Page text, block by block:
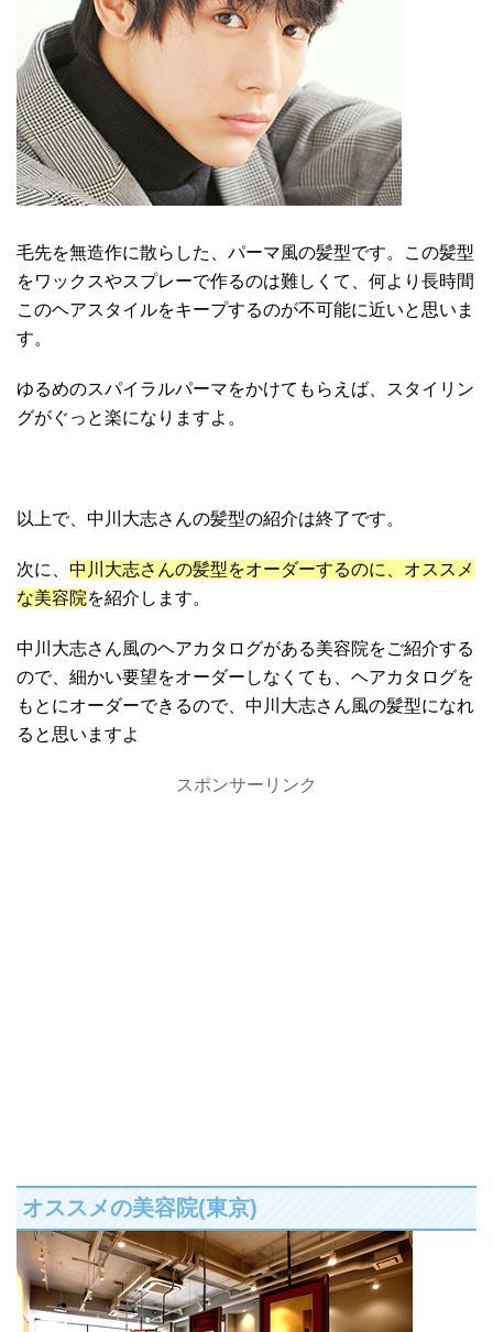
毛先を無造作に散らした、パーマ風の髪型です。この髪型
をワックスやスプレーで作るのは難しくて、何より長時間
このヘアスタイルをキープするのが不可能に近いと思いま
す。
ゆるめのスパイラルパーマをかけてもらえば、スタイリン
グがぐっと楽になりますよ。
以上で、中川大志さんの髪型の紹介は終了です。
次に、 中川大志さんの髪型をオーダーするのに、オススメ
な美容院を紹介します。
中川大志さん風のヘアカタログがある美容院をご紹介する
ので、細かい要望をオーダーしなくても、ヘアカタログを
もとにオーダーできるので、中川大志さん風の髪型になれ
ると思いますよ
スポンサーリンク
オススメの美容院(東京)